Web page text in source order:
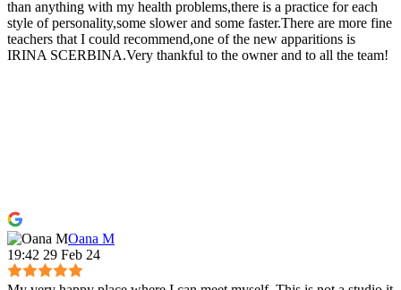
than anything with my health problems,there is a practice for each
style of personality,some slower and some faster.There are more fine
teachers that I could recommend,one of the new apparitions is
IRINA SCERBINA.Very thankful to the owner and to all the team!
Oana M
19:42 29 Feb 24